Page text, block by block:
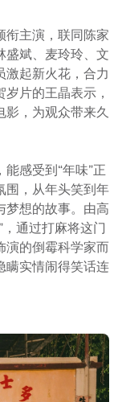
衔主演，联同陈家
盛斌、麦玲玲、文
激起新火花，合力
片的王晶表示，
影，为观众带来久
感受到“年味”正
围，从年头笑到年
梦想的故事。由高
通过打麻将这门
演的倒霉科学家而
瞒实情闹得笑话连